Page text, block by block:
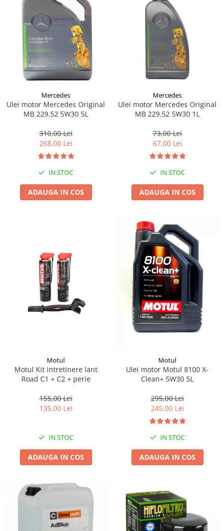
20W-60
Ulei transmisie
Uleiuri hidraulice
Gradina
Pipe si fise bujii
Electrica
Incarcatoar acumulator baterie
Incarcatoare acumulator baterie
Semnalizare
Oglinzi moto
BMW Motorrad
Uleiuri si lichide moto
Ulei moto
Ulei furca moto
Curatare si intretinere lant moto
Filtre moto
Filtru combustibil
Buson golire ulei
Filtru ulei moto
Filtru aer moto
Curatare moto
Covor moto
Suporti si placi prindere
Mercedes
Ulei motor Mercedes Original
MB 229.52 5W30 5L
310,00 Lei
268,00 Lei
IN STOC
ADAUGA IN COS
Mercedes
Ulei motor Mercedes Original
MB 229.52 5W30 1L
73,00 Lei
67,00 Lei
IN STOC
ADAUGA IN COS
Motul
Motul Kit intretinere lant
Road C1 + C2 + perie
155,00 Lei
135,00 Lei
IN STOC
ADAUGA IN COS
Motul
Ulei motor Motul 8100 X-
Clean+ 5W30 5L
295,00 Lei
245,00 Lei
IN STOC
ADAUGA IN COS